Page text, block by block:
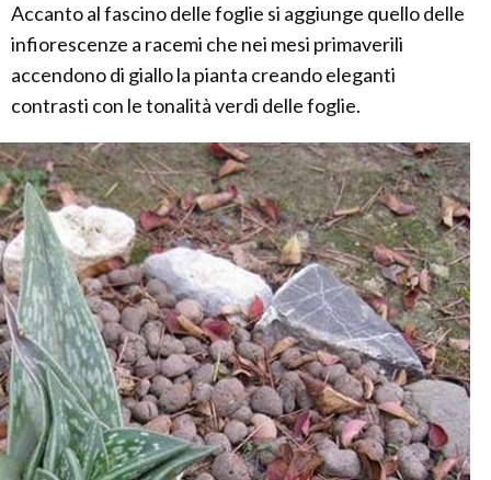
Accanto al fascino delle foglie si aggiunge quello delle
infiorescenze a racemi che nei mesi primaverili
accendono di giallo la pianta creando eleganti
contrasti con le tonalità verdi delle foglie.